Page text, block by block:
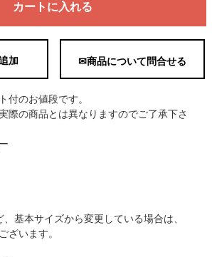
カートに入れる
加 ✉商品について問合せる
付のお値段です。
際の商品とは異なりますのでご了承下さ
基本サイズから変更している場合は、
ざいます。